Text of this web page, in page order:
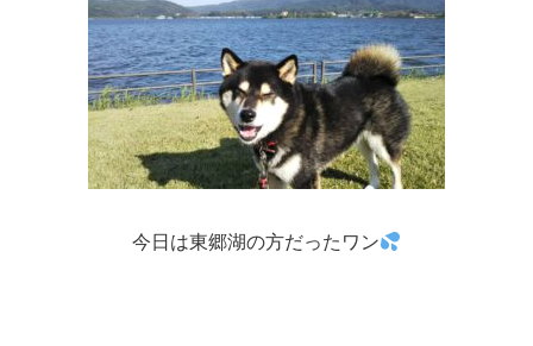
今日は東郷湖の方だったワン